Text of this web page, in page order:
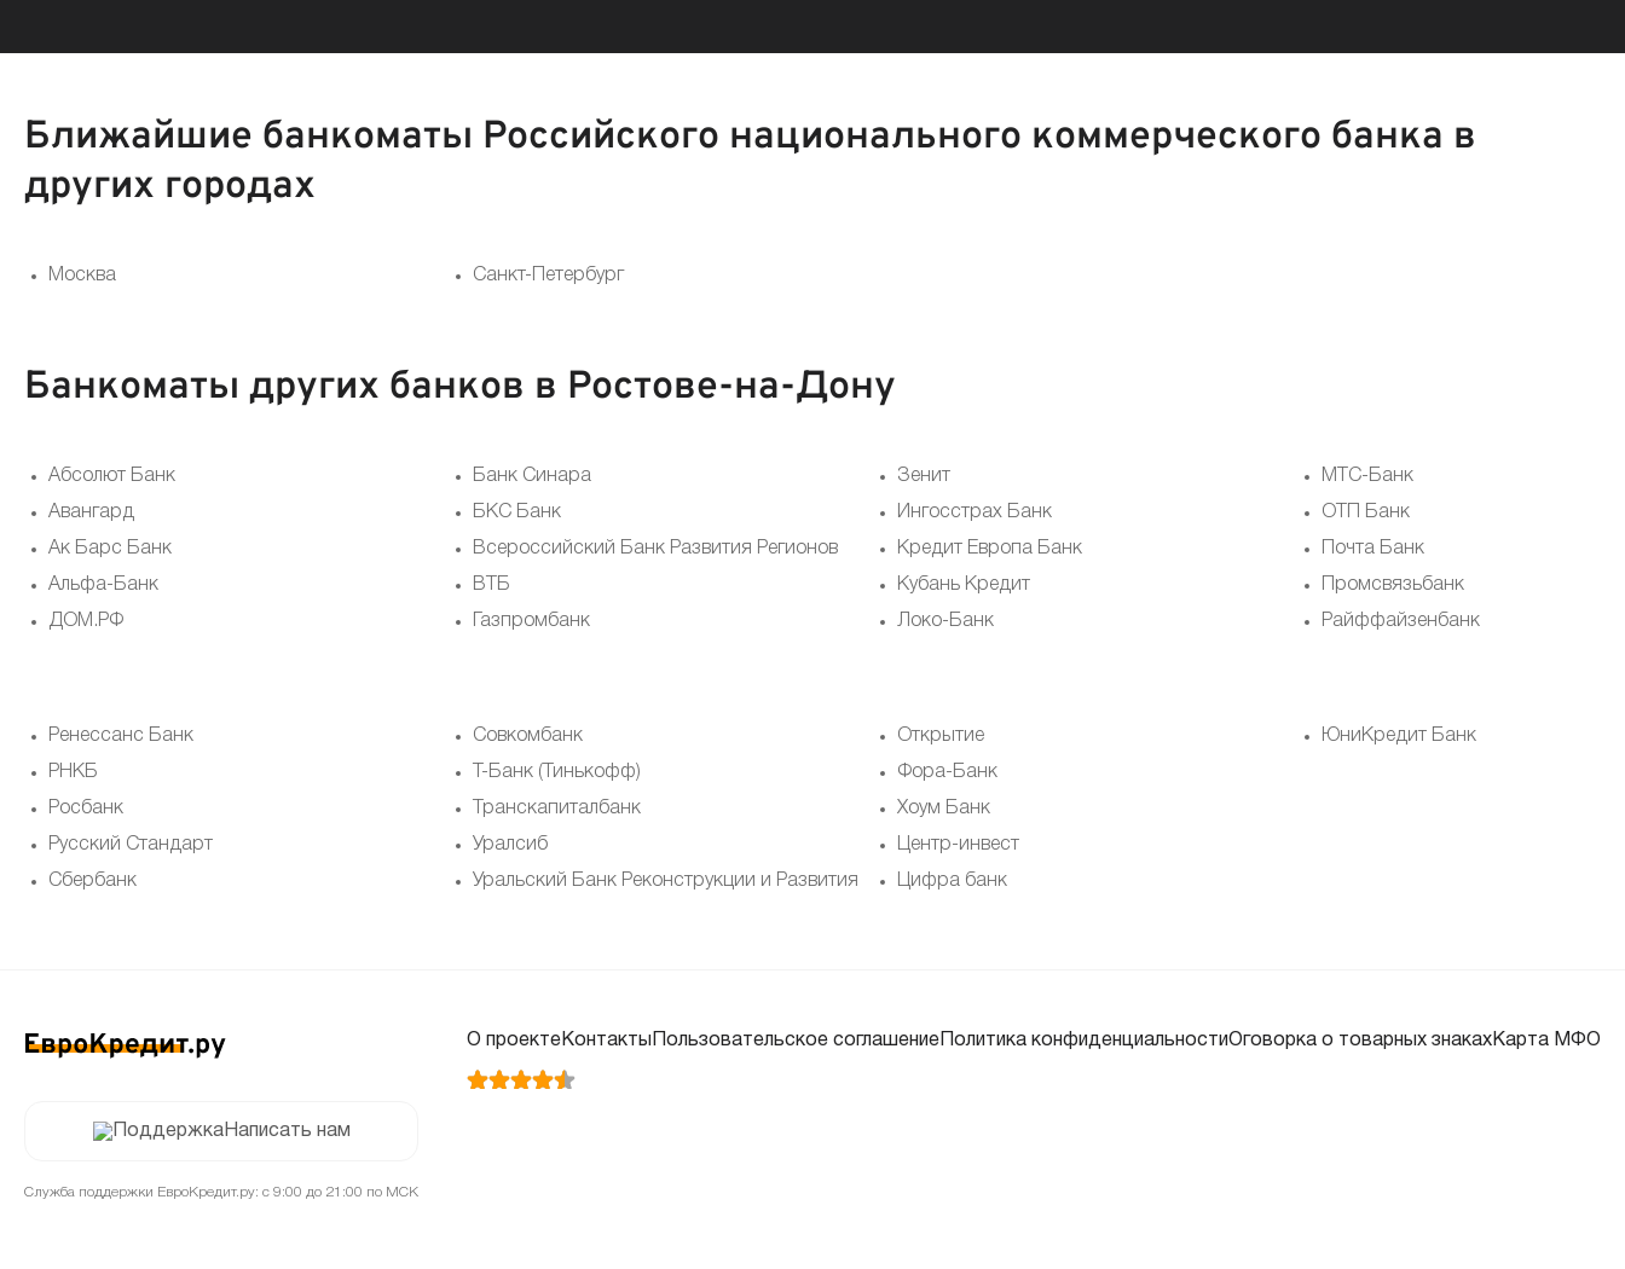
Ближайшие банкоматы Российского национального коммерческого банка в
других городах
Москва Санкт-Петербург
Банкоматы других банков в Ростове-на-Дону
Абсолют Банк
Авангард
Ак Барс Банк
Альфа-Банк
ДОМ.РФ
Банк Синара
БКС Банк
Всероссийский Банк Развития Регионов
ВТБ
Газпромбанк
Зенит
Ингосстрах Банк
Кредит Европа Банк
Кубань Кредит
Локо-Банк
МТС-Банк
ОТП Банк
Почта Банк
Промсвязьбанк
Райффайзенбанк
Ренессанс Банк
РНКБ
Росбанк
Русский Стандарт
Сбербанк
Совкомбанк
Т-Банк (Тинькофф)
Транскапиталбанк
Уралсиб
Уральский Банк Реконструкции и Развития
Открытие
Фора-Банк
Хоум Банк
Центр-инвест
Цифра банк
ЮниКредит Банк
Написать нам
Служба поддержки ЕвроКредит.ру: с 9:00 до 21:00 по МСК
О проекте Контакты Пользовательское соглашение Политика конфиденциальностиОговорка о товарных знаках Карта МФО